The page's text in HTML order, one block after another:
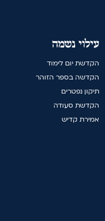
עילוי נשמה
הקדשת יום לימוד
הקדשה בספר הזוהר
תיקון נפטרים
הקדשת סעודה
אמירת קדיש